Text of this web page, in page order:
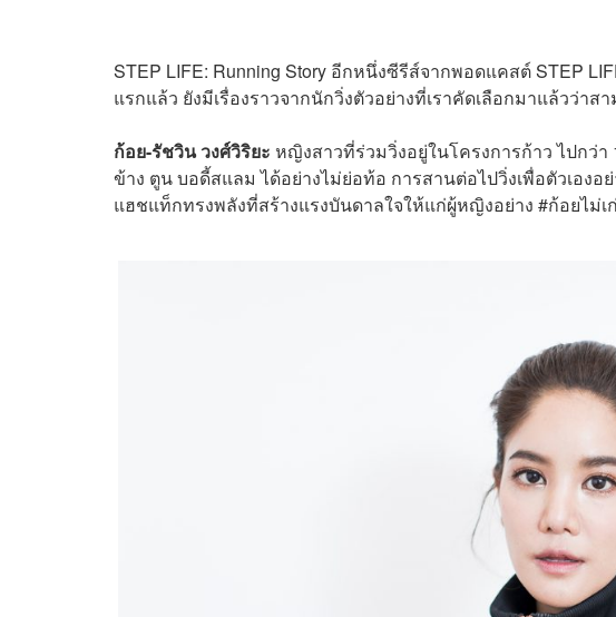
STEP LIFE: Running Story อีกหนึ่งซีรีส์จากพอดแคสต์ STEP
แรกแล้ว ยังมีเรื่องราวจากนักวิ่งตัวอย่างที่เราคัดเลือกมาแล้วว่าส
ก้อย-รัชวิน วงศ์วิริยะ หญิงสาวที่ร่วมวิ่งอยู่ในโครงการก้าว ไปกว่า
ข้าง ตูน บอดี้สแลม ได้อย่างไม่ย่อท้อ การสานต่อไปวิ่งเพื่อตัวเอง
แฮชแท็กทรงพลังที่สร้างแรงบันดาลใจให้แก่ผู้หญิงอย่าง #ก้อยไม่เ